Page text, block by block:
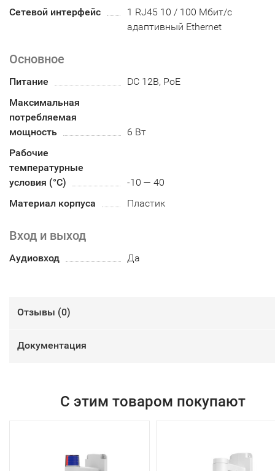
Сетевой интерфейс
1 RJ45 10 / 100 Мбит/с
адаптивный Ethernet
Основное
Питание
DC 12В, PoE
Максимальная
потребляемая
мощность
6 Вт
Рабочие
температурные
условия (°С)
-10 — 40
Материал корпуса
Пластик
Вход и выход
Аудиовход Да
Отзывы (0)
Документация
С этим товаром покупают